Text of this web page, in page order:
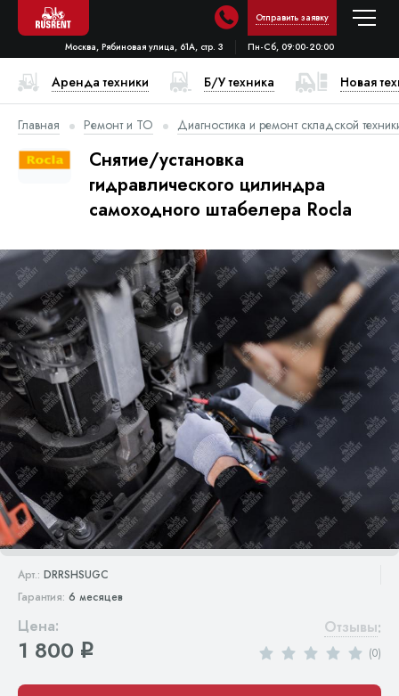
Отправить заявку
Москва, Рябиновая улица, 61А, стр. 3 Пн-Сб, 09:00-20:00
Аренда техники Б/У техника Новая
Главная Ремонт и ТО Диагностика и ремонт складской
Снятие/установка
гидравлического цилиндра
самоходного штабелера Rocla
Арт.: DRRSHSUGC
Гарантия: 6 месяцев
Цена:
1 800 q
Отзывы:
(0)